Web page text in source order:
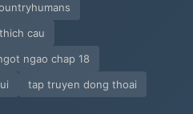
cau
ngao chap 18
tap truyen dong thoai